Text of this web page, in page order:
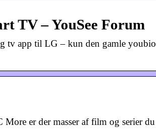
TV – YouSee Forum
tv app til LG – kun den gamle youbio
er der masser af film og serier du